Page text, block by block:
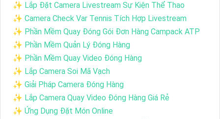
✨ Lắp Đặt Camera Livestream Sự Kiện Thể Thao
✨ Camera Check Var Tennis Tích Hợp Livestream
✨ Phần Mềm Quay Đóng Gói Đơn Hàng Campack ATP
✨ Phần Mềm Quản Lý Đóng Hàng
✨ Phần Mềm Quay Video Đóng Hàng
✨ Lắp Camera Soi Mã Vạch
✨ Giải Pháp Camera Đóng Hàng
✨ Lắp Camera Quay Video Đóng Hàng Giá Rẻ
✨ Ứng Dụng Đặt Món Online